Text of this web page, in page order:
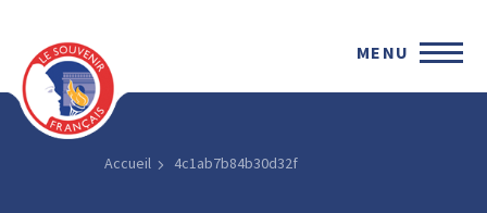
MENU
Accueil 4c1ab7b84b30d32f